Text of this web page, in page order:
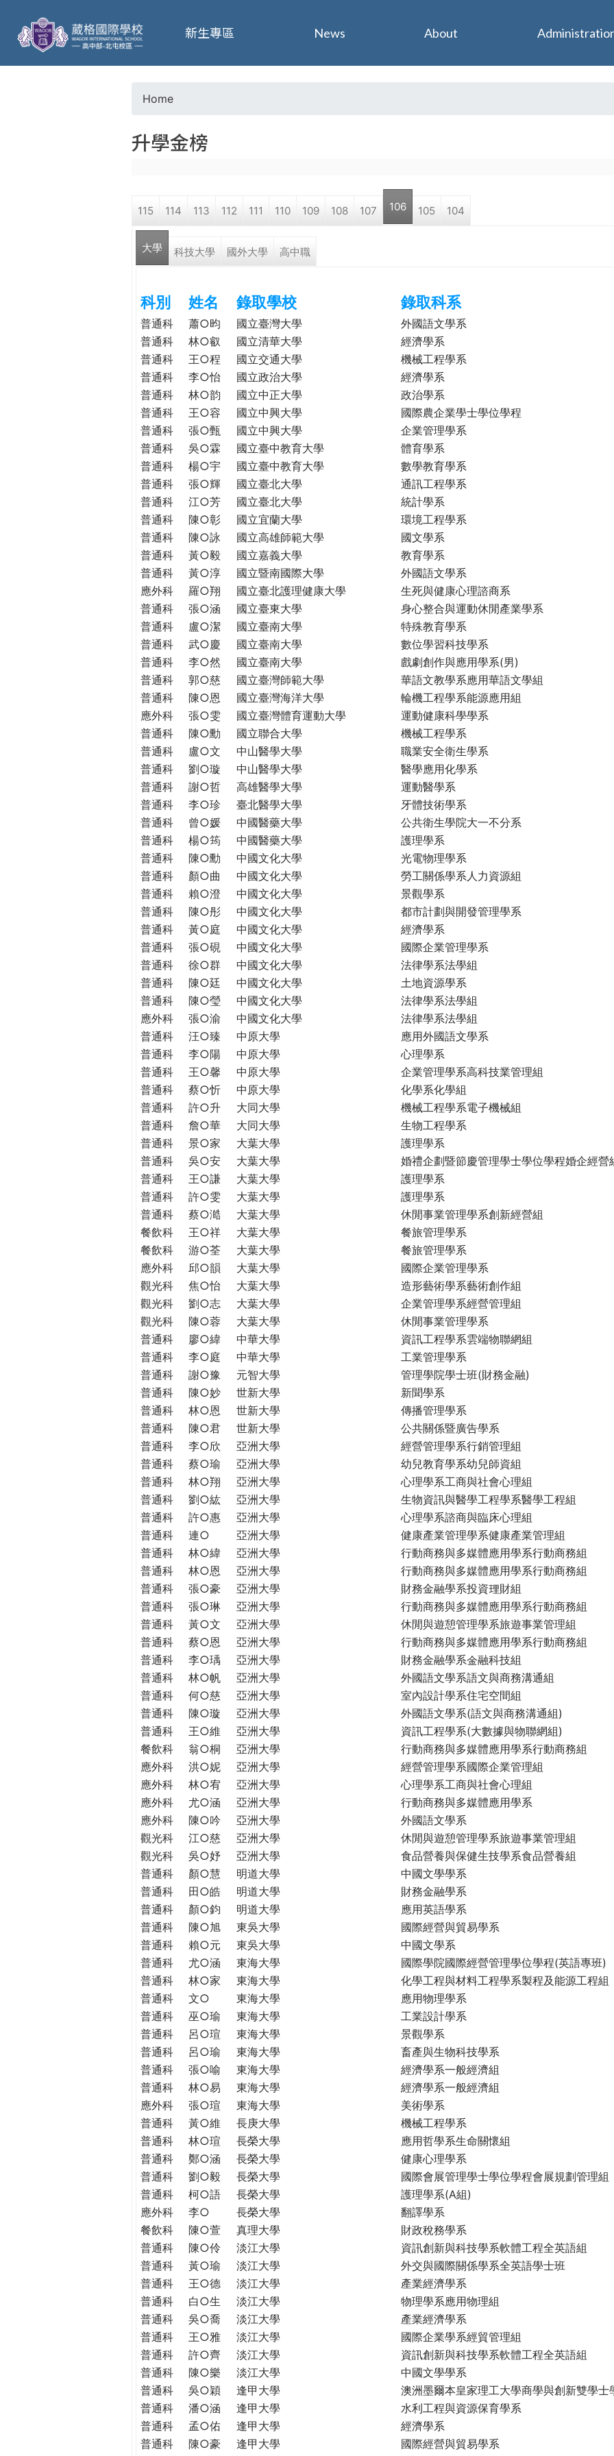
葳
格
o
a
r
h
e
r
e
Home
升學金榜
115 114 113 112 111 110 109 108 107 106 105 104
大學 科技大學 國外大學 高中職
科別 姓名 錄取學校 錄取科系
普通科 蕭○昀 國立臺灣大學
外國語文學系
普通科
林○叡 國立清華大學
經濟學系
普通科
王○程 國立交通大學
機械工程學系
普通科
李○怡 國立政治大學
經濟學系
普通科
林○韵 國立中正大學
政治學系
普通科
王○容 國立中興大學
國際農企業學士學位學程
普通科
張○甄 國立中興大學
企業管理學系
普通科
吳○霖 國立臺中教育大學
體育學系
普通科
楊○宇 國立臺中教育大學
數學教育學系
普通科
張○輝 國立臺北大學
通訊工程學系
普通科
江○芳 國立臺北大學
統計學系
普通科
陳○彰 國立宜蘭大學
環境工程學系
普通科
陳○詠 國立高雄師範大學
國文學系
普通科
黃○毅 國立嘉義大學
教育學系
普通科
黃○淳 國立暨南國際大學
外國語文學系
應外科
羅○翔 國立臺北護理健康大學
生死與健康心理諮商系
普通科
張○涵 國立臺東大學
身心整合與運動休閒產業學系
普通科
盧○潔 國立臺南大學
特殊教育學系
普通科
武○慶 國立臺南大學
數位學習科技學系
普通科
李○然 國立臺南大學
戲劇創作與應用學系(男)
普通科
郭○慈 國立臺灣師範大學
華語文教學系應用華語文學組
普通科
陳○恩 國立臺灣海洋大學
輪機工程學系能源應用組
應外科
張○雯 國立臺灣體育運動大學
運動健康科學學系
普通科
陳○勳 國立聯合大學
機械工程學系
普通科
盧○文 中山醫學大學
職業安全衛生學系
普通科
劉○璇 中山醫學大學
醫學應用化學系
普通科
謝○哲 高雄醫學大學
運動醫學系
普通科
李○珍 臺北醫學大學
牙體技術學系
普通科
曾○媛 中國醫藥大學
公共衛生學院大一不分系
普通科
楊○筠 中國醫藥大學
護理學系
普通科
陳○勳 中國文化大學
光電物理學系
普通科
顏○曲 中國文化大學
勞工關係學系人力資源組
普通科
賴○澄 中國文化大學
景觀學系
普通科
陳○彤 中國文化大學
都市計劃與開發管理學系
普通科
黃○庭 中國文化大學
經濟學系
普通科
張○硯 中國文化大學
國際企業管理學系
普通科
徐○群 中國文化大學
法律學系法學組
普通科
陳○廷 中國文化大學
土地資源學系
普通科
陳○瑩 中國文化大學
法律學系法學組
應外科
張○渝 中國文化大學
法律學系法學組
普通科
汪○臻 中原大學
應用外國語文學系
普通科
李○陽 中原大學
心理學系
普通科
王○馨 中原大學
企業管理學系高科技業管理組
普通科
蔡○忻 中原大學
化學系化學組
普通科
許○升 大同大學
機械工程學系電子機械組
普通科
詹○華 大同大學
生物工程學系
普通科
景○家 大葉大學
護理學系
普通科
吳○安 大葉大學
婚禮企劃暨節慶管理學士學位學程婚企經營
普通科
王○謙 大葉大學
護理學系
普通科
許○雯 大葉大學
護理學系
普通科
蔡○澔 大葉大學
休閒事業管理學系創新經營組
餐飲科
王○祥 大葉大學
餐旅管理學系
餐飲科
游○荃 大葉大學
餐旅管理學系
應外科
邱○韻 大葉大學
國際企業管理學系
觀光科
焦○怡 大葉大學
造形藝術學系藝術創作組
觀光科
劉○志 大葉大學
企業管理學系經營管理組
觀光科
陳○蓉 大葉大學
休閒事業管理學系
普通科
廖○緯 中華大學
資訊工程學系雲端物聯網組
普通科
李○庭 中華大學
工業管理學系
普通科
謝○豫 元智大學
管理學院學士班(財務金融)
普通科
陳○妙 世新大學
新聞學系
普通科
林○恩 世新大學
傳播管理學系
普通科
陳○君 世新大學
公共關係暨廣告學系
普通科
李○欣 亞洲大學
經營管理學系行銷管理組
普通科
蔡○瑜 亞洲大學
幼兒教育學系幼兒師資組
普通科
林○翔 亞洲大學
心理學系工商與社會心理組
普通科
劉○紘 亞洲大學
生物資訊與醫學工程學系醫學工程組
普通科
許○惠 亞洲大學
心理學系諮商與臨床心理組
普通科
連○ 亞洲大學
健康產業管理學系健康產業管理組
普通科
林○緯 亞洲大學
行動商務與多媒體應用學系行動商務組
普通科
林○恩 亞洲大學
行動商務與多媒體應用學系行動商務組
普通科
張○豪 亞洲大學
財務金融學系投資理財組
普通科
張○琳 亞洲大學
行動商務與多媒體應用學系行動商務組
普通科
黃○文 亞洲大學
休閒與遊憩管理學系旅遊事業管理組
普通科
蔡○恩 亞洲大學
行動商務與多媒體應用學系行動商務組
普通科
李○瑀 亞洲大學
財務金融學系金融科技組
普通科
林○帆 亞洲大學
外國語文學系語文與商務溝通組
普通科
何○慈 亞洲大學
室內設計學系住宅空間組
普通科
陳○璇 亞洲大學
外國語文學系(語文與商務溝通組)
普通科
王○維 亞洲大學
資訊工程學系(大數據與物聯網組)
餐飲科
翁○桐 亞洲大學
行動商務與多媒體應用學系行動商務組
應外科
洪○妮 亞洲大學
經營管理學系國際企業管理組
應外科
林○宥 亞洲大學
心理學系工商與社會心理組
應外科
尤○涵 亞洲大學
行動商務與多媒體應用學系
應外科
陳○吟 亞洲大學
外國語文學系
觀光科
江○慈 亞洲大學
休閒與遊憩管理學系旅遊事業管理組
觀光科
吳○妤 亞洲大學
食品營養與保健生技學系食品營養組
普通科
顏○慧 明道大學
中國文學學系
普通科
田○皓 明道大學
財務金融學系
普通科
顏○鈞 明道大學
應用英語學系
普通科
陳○旭 東吳大學
國際經營與貿易學系
普通科
賴○元 東吳大學
中國文學系
普通科
尤○涵 東海大學
國際學院國際經營管理學位學程(英語專班)
普通科
林○家 東海大學
化學工程與材料工程學系製程及能源工程組
普通科
文○ 東海大學
應用物理學系
普通科
巫○瑜 東海大學
工業設計學系
普通科
呂○瑄 東海大學
景觀學系
普通科
呂○瑜 東海大學
畜產與生物科技學系
普通科
張○喻 東海大學
經濟學系一般經濟組
普通科
林○易 東海大學
經濟學系一般經濟組
應外科
張○瑄 東海大學
美術學系
普通科
黃○維 長庚大學
機械工程學系
普通科
林○瑄 長榮大學
應用哲學系生命關懷組
普通科
鄭○涵 長榮大學
健康心理學系
普通科
劉○毅 長榮大學
國際會展管理學士學位學程會展規劃管理組
普通科
柯○語 長榮大學
護理學系(A組)
應外科
李○ 長榮大學
翻譯學系
餐飲科
陳○萱 真理大學
財政稅務學系
普通科
陳○伶 淡江大學
資訊創新與科技學系軟體工程全英語組
普通科
黃○瑜 淡江大學
外交與國際關係學系全英語學士班
普通科
王○德 淡江大學
產業經濟學系
普通科
白○生 淡江大學
物理學系應用物理組
普通科
吳○喬 淡江大學
產業經濟學系
普通科
王○雅 淡江大學
國際企業學系經貿管理組
普通科
許○齊 淡江大學
資訊創新與科技學系軟體工程全英語組
普通科
陳○樂 淡江大學
中國文學學系
普通科
吳○穎 逢甲大學
澳洲墨爾本皇家理工大學商學與創新雙學士
普通科
潘○涵 逢甲大學
水利工程與資源保育學系
普通科
孟○佑 逢甲大學
經濟學系
普通科
陳○豪 逢甲大學
國際經營與貿易學系
新生專區 News About